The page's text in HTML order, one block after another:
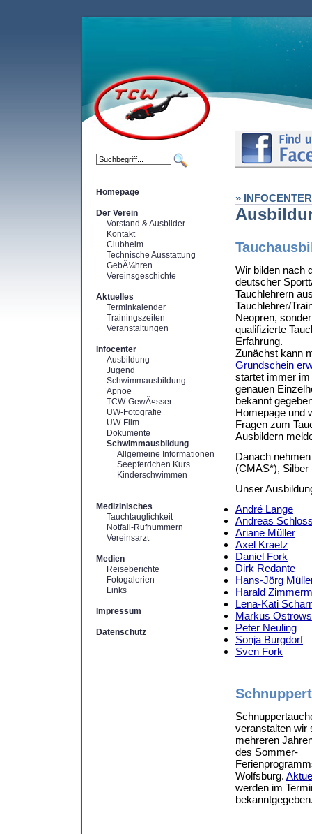
Homepage
Der Verein
Vorstand & Ausbilder
Kontakt
Clubheim
Technische Ausstattung
GebÃ¼hren
Vereinsgeschichte
Aktuelles
Terminkalender
Trainingszeiten
Veranstaltungen
Infocenter
Ausbildung
Jugend
Schwimmausbildung
Apnoe
TCW-GewÃ¤sser
UW-Fotografie
UW-Film
Dokumente
Schwimmausbildung
Allgemeine Informationen
Seepferdchen Kurs
Kinderschwimmen
Medizinisches
Tauchtauglichkeit
Notfall-Rufnummern
Vereinsarzt
Medien
Reiseberichte
Fotogalerien
Links
Impressum
Datenschutz
» INFOCENTER
Wir bilden nach
deutscher
Tauchlehrern
Tauchlehrer/
Neopren,
qualifizierte
Erfahrung.
Zunächst kann
Grundschein
startet immer
genauen
bekannt
Homepage und
Fragen zum
Ausbildern
Danach
(CMAS*),
Unser
André Lange
Andreas
Ariane Müller
Axel Kraetz
Daniel Fork
Dirk Redante
Hans-Jörg
Harald
Lena-Kati
Markus
Peter Neuling
Sonja Burgdorf
Sven Fork
veranstalten wir
mehreren
des Sommer-
Wolfsburg.
werden im